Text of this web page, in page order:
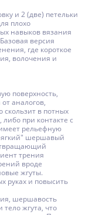
и 2 (две) петельки
плохо
навыков вязания
версия
где короткое
волочения и
поверхность,
аналогов,
скользит в потных
при контакте с
рельефную
шершавый
трения
вроде
жгуты.
руках и повысить
шершавость
жгута, что